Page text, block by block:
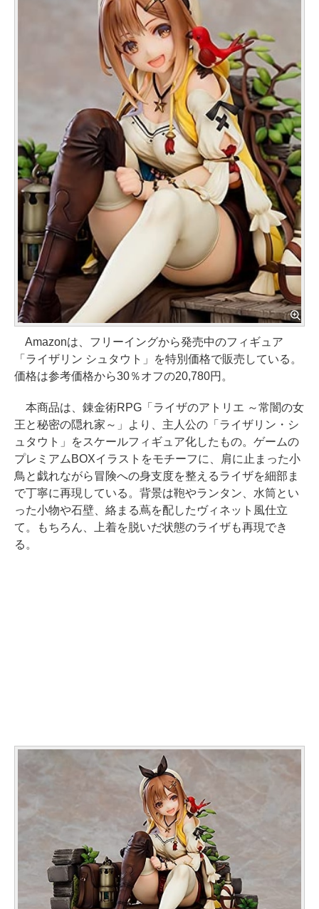
Amazonは、フリーイングから発売中のフィギュア
「ライザリン シュタウト」を特別価格で販売している。
価格は参考価格から30％オフの20,780円。
本商品は、錬金術RPG「ライザのアトリエ ～常闇の女
王と秘密の隠れ家～」より、主人公の「ライザリン・シ
ュタウト」をスケールフィギュア化したもの。ゲームの
プレミアムBOXイラストをモチーフに、肩に止まった小
鳥と戯れながら冒険への身支度を整えるライザを細部ま
で丁寧に再現している。背景は鞄やランタン、水筒とい
った小物や石壁、絡まる蔦を配したヴィネット風仕立
て。もちろん、上着を脱いだ状態のライザも再現でき
る。